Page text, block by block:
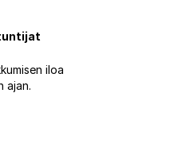
iloa
ajan.